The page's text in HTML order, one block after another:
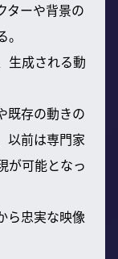
ターや背景の
生成される動
既存の動きの
以前は専門家
が可能となっ
ら忠実な映像